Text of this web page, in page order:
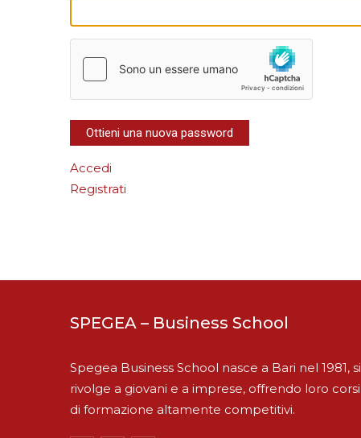
Ottieni una nuova password
Accedi
Registrati
SPEGEA – Business School
Spegea Business School nasce a Bari nel 1981, si
rivolge a giovani e a imprese, offrendo loro corsi
di formazione altamente competitivi.